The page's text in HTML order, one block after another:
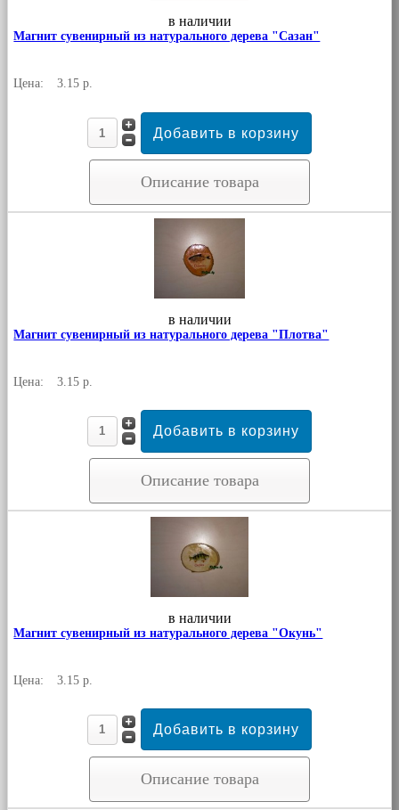
в наличии
Магнит сувенирный из натурального дерева "Сазан"
Цена: 3.15 р.
Описание товара
в наличии
Магнит сувенирный из натурального дерева "Плотва"
Цена: 3.15 р.
Описание товара
в наличии
Магнит сувенирный из натурального дерева "Окунь"
Цена: 3.15 р.
Описание товара